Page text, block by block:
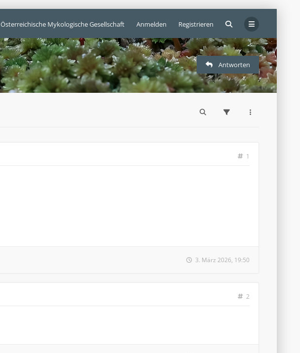
Österreichische Mykologische Gesellschaft Anmelden Registrieren
Antworten
1
3. März 2026, 19:50
2